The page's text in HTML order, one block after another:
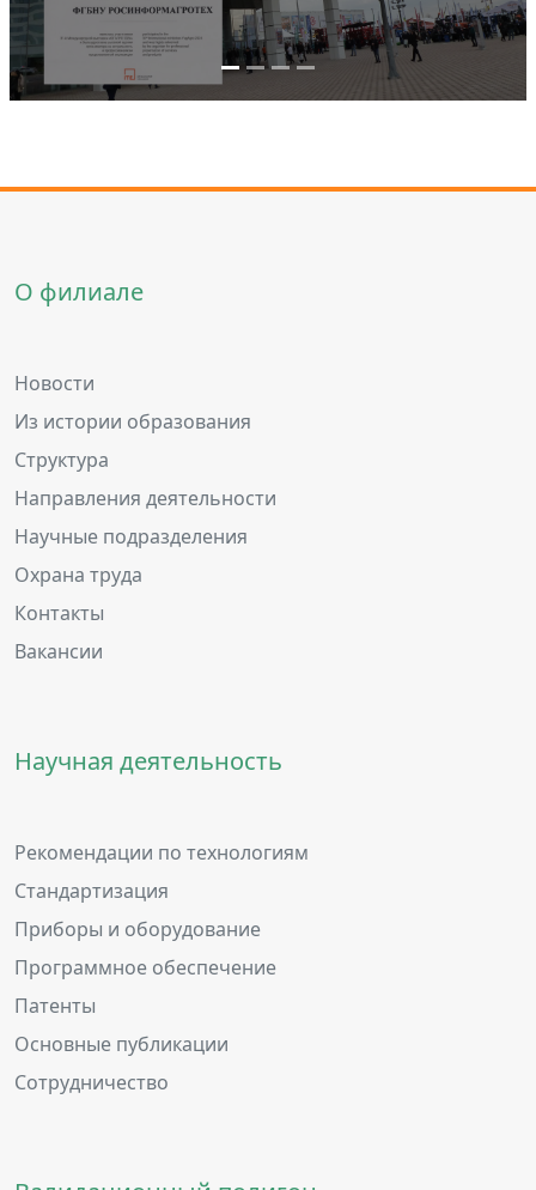
О филиале
Новости
Из истории образования
Структура
Направления деятельности
Научные подразделения
Охрана труда
Контакты
Вакансии
Научная деятельность
Рекомендации по технологиям
Стандартизация
Приборы и оборудование
Программное обеспечение
Патенты
Основные публикации
Сотрудничество